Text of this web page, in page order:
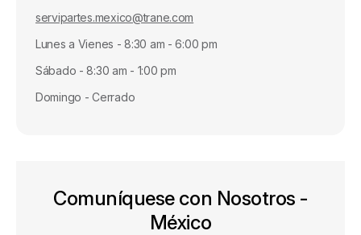
servipartes.mexico@trane.com
Lunes a Vienes - 8:30 am - 6:00 pm
Sábado - 8:30 am - 1:00 pm
Domingo - Cerrado
Comuníquese con Nosotros -
México